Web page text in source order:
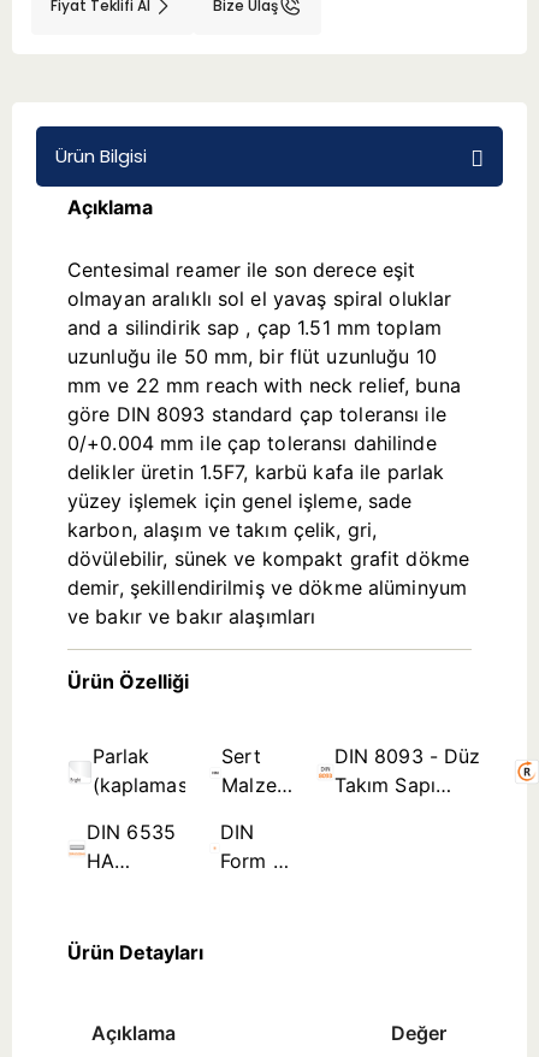
Adaptörler
Aksesuarlar
Fiyat Teklifi Al Bize Ulaş
Ürün Bilgisi
Açıklama
Centesimal reamer ile son derece eşit
olmayan aralıklı sol el yavaş spiral oluklar
and a silindirik sap , çap 1.51 mm toplam
uzunluğu ile 50 mm, bir flüt uzunluğu 10
mm ve 22 mm reach with neck relief, buna
göre DIN 8093 standard çap toleransı ile
0/+0.004 mm ile çap toleransı dahilinde
delikler üretin 1.5F7, karbü kafa ile parlak
yüzey işlemek için genel işleme, sade
karbon, alaşım ve takım çelik, gri,
dövülebilir, sünek ve kompakt grafit dökme
demir, şekillendirilmiş ve dökme alüminyum
ve bakır ve bakır alaşımları
Ürün Özelliği
Parlak
(kaplamasız)
Sert
Malzeme
Karbür)
DIN 8093 - Düz
Takım Sapı
DIN 6535
HA
DIN
Form B
Ürün Detayları
Açıklama Değer